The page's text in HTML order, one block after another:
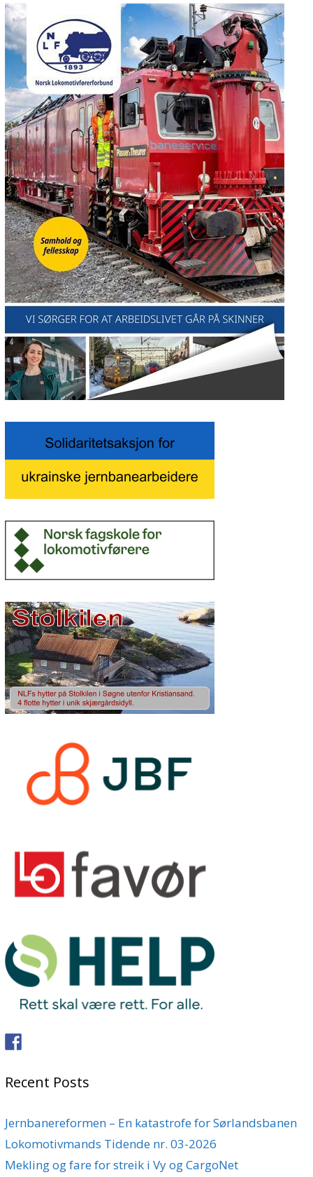
Recent Posts
Jernbanereformen – En katastrofe for Sørlandsbanen
Lokomotivmands Tidende nr. 03-2026
Mekling og fare for streik i Vy og CargoNet